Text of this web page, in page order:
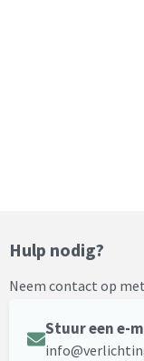
Hulp nodig?
Neem contact op
Stuur een e-